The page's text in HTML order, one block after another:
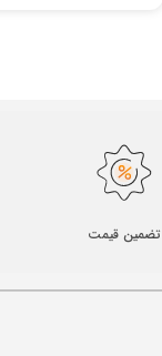
تضمین قیمت​